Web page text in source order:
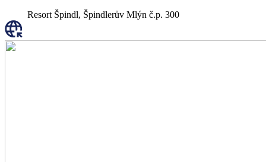
Resort Špindl, Špindlerův Mlýn č.p. 300